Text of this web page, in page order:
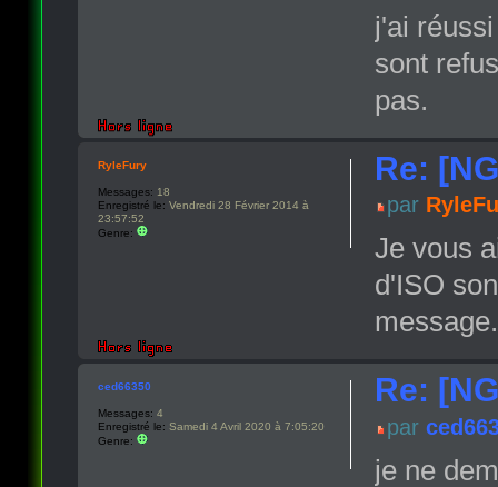
j'ai
sont
pas.
Re:
par
Je vous
d'ISO
message.
RyleFury
Messages: 18
Enregistré le: Vendredi 28 Février 2014 à
23:57:52
Genre:
Re:
par
je ne
ced66350
Messages: 4
Enregistré le: Samedi 4 Avril 2020 à 7:05:20
Genre: